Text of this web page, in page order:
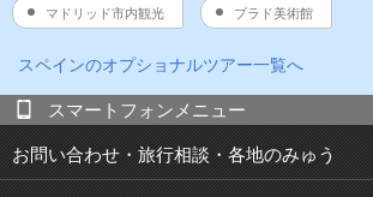
マドリッド市内観光 プラド美術館
スペインのオプショナルツアー一覧へ
スマートフォンメニュー
お問い合わせ・旅行相談・各地のみゅう